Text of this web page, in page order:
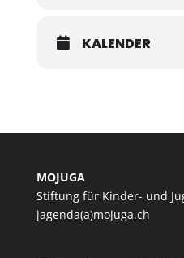
KALENDER
MOJUGA
Stiftung für Kinder- und
jagenda(a)mojuga.ch